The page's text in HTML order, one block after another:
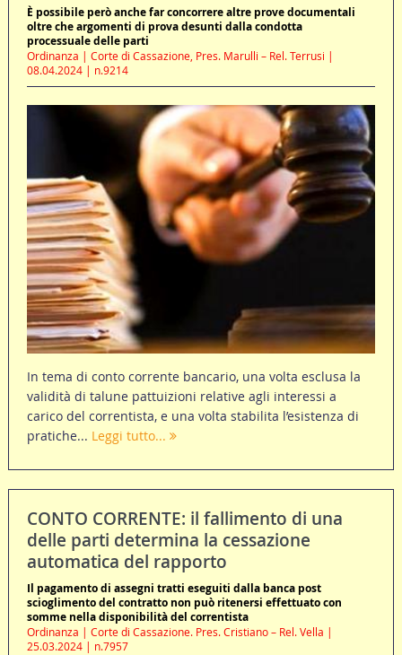
È possibile però anche far concorrere altre prove documentali
oltre che argomenti di prova desunti dalla condotta
processuale delle parti
Ordinanza | Corte di Cassazione, Pres. Marulli – Rel. Terrusi |
08.04.2024 | n.9214
In tema di conto corrente bancario, una volta esclusa la
validità di talune pattuizioni relative agli interessi a
carico del correntista, e una volta stabilita l’esistenza di
pratiche... Leggi tutto...
CONTO CORRENTE: il fallimento di una
delle parti determina la cessazione
automatica del rapporto
Il pagamento di assegni tratti eseguiti dalla banca post
scioglimento del contratto non può ritenersi effettuato con
somme nella disponibilità del correntista
Ordinanza | Corte di Cassazione. Pres. Cristiano – Rel. Vella |
25.03.2024 | n.7957